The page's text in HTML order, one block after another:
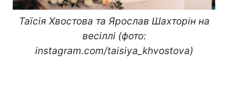
Таїсія Хвостова та Ярослав Шахторін на
весіллі (фото:
instagram.com/taisiya_khvostova)